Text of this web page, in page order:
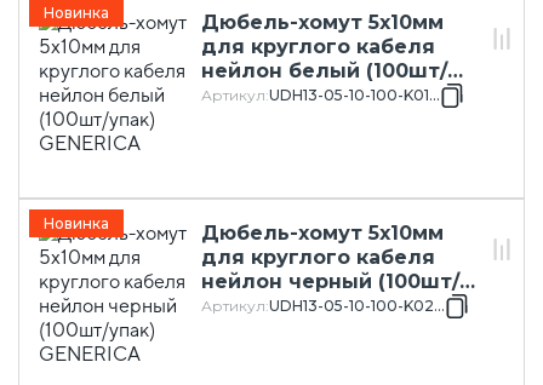
Дюбель-хомут 5х10мм
для круглого кабеля
нейлон белый (100шт/
упак) GENERICA
Артикул:UDH13-05-10-100-K01-G
Новинка
Дюбель-хомут 5х10мм
для круглого кабеля
нейлон черный (100шт/
упак) GENERICA
Артикул:UDH13-05-10-100-K02-G
Новинка